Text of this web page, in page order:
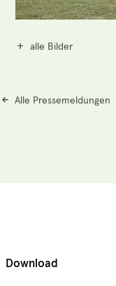
alle Bilder
Alle Pressemeldungen
Download